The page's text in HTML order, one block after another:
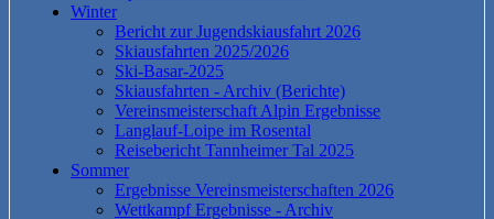
Winter
Bericht zur Jugendskiausfahrt 2026
Skiausfahrten 2025/2026
Ski-Basar-2025
Skiausfahrten - Archiv (Berichte)
Vereinsmeisterschaft Alpin Ergebnisse
Langlauf-Loipe im Rosental
Reisebericht Tannheimer Tal 2025
Sommer
Ergebnisse Vereinsmeisterschaften 2026
Wettkampf Ergebnisse - Archiv